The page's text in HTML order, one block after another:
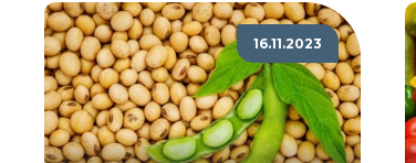
16.11.2023